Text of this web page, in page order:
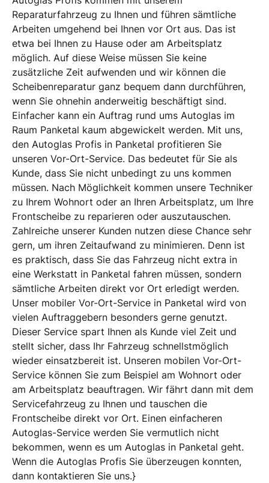
Reparaturfahrzeug zu Ihnen und führen sämtliche
Arbeiten umgehend bei Ihnen vor Ort aus. Das ist
etwa bei Ihnen zu Hause oder am Arbeitsplatz
möglich. Auf diese Weise müssen Sie keine
zusätzliche Zeit aufwenden und wir können die
Scheibenreparatur ganz bequem dann durchführen,
wenn Sie ohnehin anderweitig beschäftigt sind.
Einfacher kann ein Auftrag rund ums Autoglas im
Raum Panketal kaum abgewickelt werden. Mit uns,
den Autoglas Profis in Panketal profitieren Sie
unseren Vor-Ort-Service. Das bedeutet für Sie als
Kunde, dass Sie nicht unbedingt zu uns kommen
müssen. Nach Möglichkeit kommen unsere Techniker
zu Ihrem Wohnort oder an Ihren Arbeitsplatz, um Ihre
Frontscheibe zu reparieren oder auszutauschen.
Zahlreiche unserer Kunden nutzen diese Chance sehr
gern, um ihren Zeitaufwand zu minimieren. Denn ist
es praktisch, dass Sie das Fahrzeug nicht extra in
eine Werkstatt in Panketal fahren müssen, sondern
sämtliche Arbeiten direkt vor Ort erledigt werden.
Unser mobiler Vor-Ort-Service in Panketal wird von
vielen Auftraggebern besonders gerne genutzt.
Dieser Service spart Ihnen als Kunde viel Zeit und
stellt sicher, dass Ihr Fahrzeug schnellstmöglich
wieder einsatzbereit ist. Unseren mobilen Vor-Ort-
Service können Sie zum Beispiel am Wohnort oder
am Arbeitsplatz beauftragen. Wir fährt dann mit dem
Servicefahrzeug zu Ihnen und tauschen die
Frontscheibe direkt vor Ort. Einen einfacheren
Autoglas-Service werden Sie vermutlich nicht
bekommen, wenn es um Autoglas in Panketal geht.
Wenn die Autoglas Profis Sie überzeugen konnten,
dann kontaktieren Sie uns.}